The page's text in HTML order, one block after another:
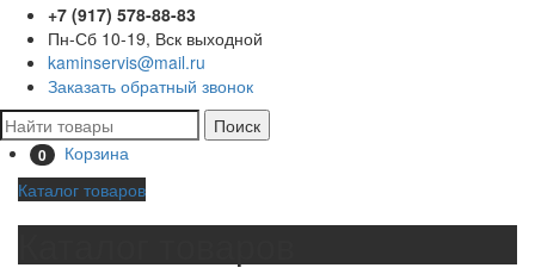
+7 (917) 578-88-83
Пн-Сб 10-19, Вск выходной
kaminservis@mail.ru
Заказать обратный звонок
Поиск
0
Корзина
Каталог товаров